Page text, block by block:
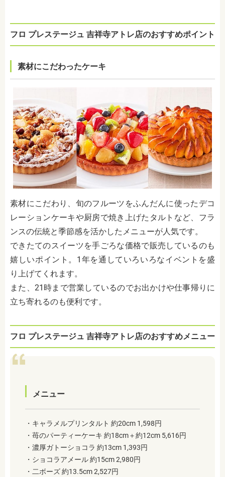
フロ プレステージュ 吉祥寺アトレ店のおすすめポイント
素材にこだわったケーキ
素材にこだわり、旬のフルーツをふんだんに使ったデコ
レーションケーキや厨房で焼き上げたタルトなど、フラ
ンスの伝統と季節感を活かしたメニューが人気です。
できたてのスイーツを手ごろな価格で販売しているのも
嬉しいポイント。1年を通していろいろなイベントを盛
り上げてくれます。
また、21時まで営業しているのでお出かけや仕事帰りに
立ち寄れるのも便利です。
フロ プレステージュ 吉祥寺アトレ店のおすすめメニュー
メニュー
・ キャラメルプリンタルト 約20cm 1,598円
・苺のパーティーケーキ 約18cm＋約12cm 5,616円
・濃厚ガトーショコラ 約13cm 1,393円
・ショコラアメール 約15cm 2,980円
・二ボーズ約13.5cm 2,527円